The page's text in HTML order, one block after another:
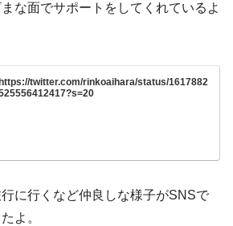
な面でサポートをしてくれているよ
twitter.com/rinkoaihara/status/1617882
に行くなど仲良しな様子がSNSで
たよ。